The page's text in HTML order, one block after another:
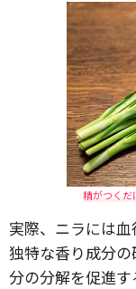
精がつくだ
実際、ニラには
独特な香り成分
分の分解を促進